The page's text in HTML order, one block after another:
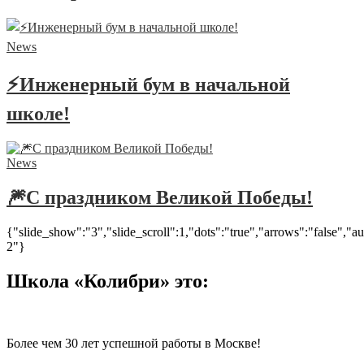
News
⚡Инженерный бум в начальной
школе!
News
🎆С праздником Великой Победы!
2"}
Школа «Колибри» это:
Более чем 30 лет успешной работы в Москве!